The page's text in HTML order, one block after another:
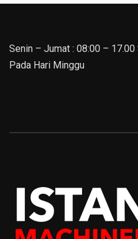
Senin – Jumat : 08:00 –
Pada Hari Minggu